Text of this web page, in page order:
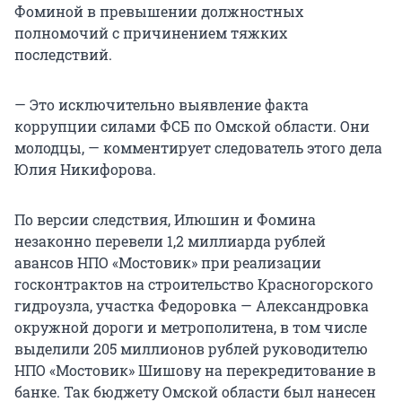
Фоминой в превышении должностных
полномочий с причинением тяжких
последствий.
— Это исключительно выявление факта
коррупции силами ФСБ по Омской области. Они
молодцы, — комментирует следователь этого дела
Юлия Никифорова.
По версии следствия, Илюшин и Фомина
незаконно перевели 1,2 миллиарда рублей
авансов НПО «Мостовик» при реализации
госконтрактов на строительство Красногорского
гидроузла, участка Федоровка — Александровка
окружной дороги и метрополитена, в том числе
выделили 205 миллионов рублей руководителю
НПО «Мостовик» Шишову на перекредитование в
банке. Так бюджету Омской области был нанесен